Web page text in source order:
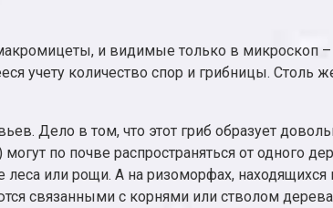
и видимые только в микроскоп
учету количество спор и грибницы. Столь
Дело в том, что этот гриб образует
по почве распространяться от одного
леса или рощи. А на ризоморфах, находящихся
связанными с корнями или стволом